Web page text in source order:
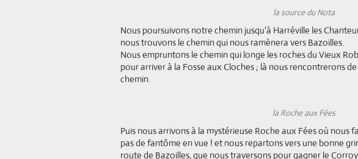
la source du Nota
Nous poursuivons notre chemin jusqu'à Harréville les
nous trouvons le chemin qui nous ramènera vers Bazoilles.
Nous empruntons le chemin qui longe les roches du Vieux
pour arriver à la Fosse aux Cloches ; là nous rencontrerons
chemin.
la Roche aux Fées
Puis nous arrivons à la mystérieuse Roche aux Fées où nous
pas de fantôme en vue ! et nous repartons vers une bonne
route de Bazoilles, que nous traversons pour gagner le